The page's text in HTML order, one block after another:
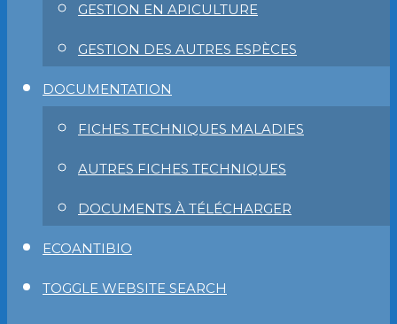
GESTION EN APICULTURE
GESTION DES AUTRES ESPÈCES
DOCUMENTATION
FICHES TECHNIQUES MALADIES
AUTRES FICHES TECHNIQUES
DOCUMENTS À TÉLÉCHARGER
ECOANTIBIO
TOGGLE WEBSITE SEARCH